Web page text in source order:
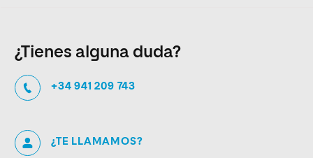
¿Tienes alguna duda?
+34 941 209 743
¿TE LLAMAMOS?